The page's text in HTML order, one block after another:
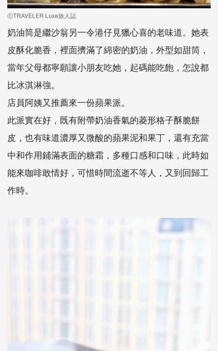
ⓒTRAVELER Luxe旅人誌
奶油筒是繼沙翁另一令港仔見獵心喜的老味道。她表
皮酥化脆香，裡面擠滿了綿密的奶油，外型如甜筒，
當年父母都寧願讓小朋友吃她，起碼能吃飽，怎說都
比冰淇淋強。
店員阿姨又推薦來一份蘋果派。
此派實在好，既有附帶奶油香氣的菱形格子酥脆餅
皮，也有味道濃厚又微酸的蘋果泥和果丁，還有充當
中和作用鋪滿表面的糖霜，多種口感和口味，此時如
能來咖啡敢情好，可惜時間流逝不等人，又到回歸工
作時。